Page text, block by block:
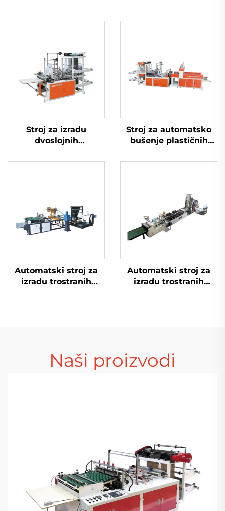
Stroj za izradu
dvoslojnih
brtvljenih vrećica za
Stroj za automatsko
bušenje plastičnih
računalnim
Automatski stroj za
izradu trostranih
Automatski stroj za
izradu trostranih
Naši proizvodi